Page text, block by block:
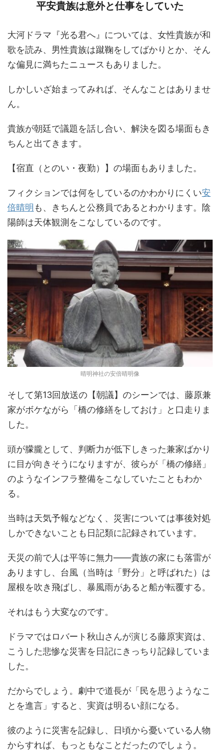
平安貴族は意外と仕事をしていた
大河ドラマ『光る君へ』については、女性貴族が和
歌を読み、男性貴族は蹴鞠をしてばかりとか、そん
な偏見に満ちたニュースもありました。
しかしいざ始まってみれば、そんなことはありませ
ん。
貴族が朝廷で議題を話し合い、解決を図る場面もき
ちんと出てきます。
【宿直（とのい・夜勤）】の場面もありました。
フィクションでは何をしているのかわかりにくい安
倍晴明 も、きちんと公務員であるとわかります。陰
陽師は天体観測をこなしているのです。
晴明神社の安倍晴明像
そして第13回放送の【朝議】のシーンでは、藤原兼
家がボケながら「橋の修繕をしておけ」と口走りま
した。
頭が朦朧として、判断力が低下しきった兼家ばかり
に目が向きそうになりますが、彼らが「橋の修繕」
のようなインフラ整備をこなしていたこともわか
る。
当時は天気予報などなく、災害については事後対処
しかできないことも日記類に記録されています。
天災の前で人は平等に無力――貴族の家にも落雷が
ありますし、台風（当時は「野分」と呼ばれた）は
屋根を吹き飛ばし、暴風雨があると船が転覆する。
それはもう大変なのです。
ドラマではロバート秋山さんが演じる藤原実資は、
こうした悲惨な災害を日記にきっちり記録していま
した。
だからでしょう。劇中で道長が「民を思うようなこ
とを進言」すると、実資は明るい顔になる。
彼のように災害を記録し、日頃から憂いている人物
からすれば、もっともなことだったのでしょう。